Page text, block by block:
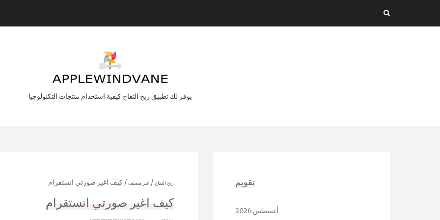
content
يوفر لك تطبيق ريح التفاح كيفية استخدام منتجات التكنولوجيا
ريح التفاح / غير مصنف / كيف اغير صورتي انستقرام
كيف اغير صورتي انستقرام
تقويم
أغسطس 2026